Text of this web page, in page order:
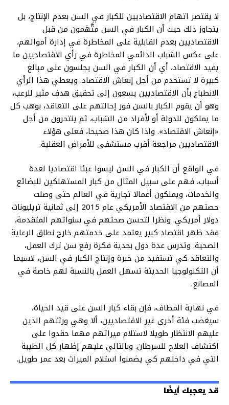
لا يقتصر اتهام الاقتصاديين للكبار في السن بعدم الإنتاج، بل
يتجاوز ذلك حيث أن الكبار في السن متَّهَمون من قبل
الاقتصاديين بعدم القابلية على المخاطرة في إدارة أموالهم،
على عكس الشباب الدائمي المخاطرة في رأي الاقتصاديين ما
يفيد الاقتصاد، أي أن الكبار في السن يجلسون على مبالغ
كبيرة لا تستخدم من أجل إنعاش الاقتصاد. ويعطي هذا الرأي
الانطباع بأن الاقتصاديين يسعون إلى تحقيق هدف مثير للرعب،
وهو أن يقوم الكبار بالسن فور إحالتهم على التعاقد، بوهب كل
ما يملكون للدولة أو لأفراد من الشباب، ثم ينتحرون من أجل
«إنعاش الاقتصاد». واذا كان هذا صحيحا، فعلى هؤلاء
الاقتصاديين مراجعة أقرب مستشفى للأمراض العقلية.
في الواقع أن الكبار في السن ليسوا عبئا اقتصاديا لعدة
أسباب، فهم على سبيل المثال من كبار المستهلكين للبضائع
والخدمات، ويملكون أعمالا تجارية في العالم حتى وصلت
حصتهم من الاقتصاد الأمريكي عام 2015 إلى ثمانية تريليونات
دولار أمريكي. ونظرا لتحسن صحتهم في سنواتهم المتقدمة،
فقد ظهر اقتصاد كبير يعتمد على خدمتهم خارج نطاق الرعاية
الصحية. وتدرس عدة دول بجدية فكرة رفع سن ترك العمل،
والتعاقد كي تستفيد من خبرة وإنتاج الكبار في السن، لاسيما
أن التكنولوجيا الحديثة تسهل العمل بالنسبة لهم خاصة في
المصانع.
في نهاية المطاف، فإن بقاء كبار السن على قيد الحياة،
سيغضب فئة أخرى غير الاقتصاديين، ألا وهي ورثتهم الذين
عليهم الانتظار طويلا لاستلام ميراثهم مهما حقدوا على
اكتشاف العلاج للسرطان. وبالتالي عليهم إظهار كل الطيبة
التي في داخلهم كي يضمنوا استلام الميراث بعد عمر طويل.
قد يعجبك أيضًا